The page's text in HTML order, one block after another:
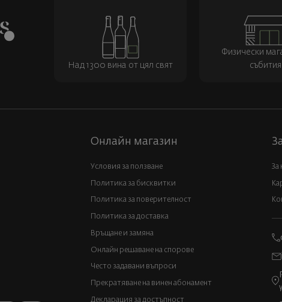
Над 1300 вина от цял свят
Физически
събития
Онлайн магазин
Условия за ползване
Политика за бисквитки
Политика за поверителност
Политика за доставка
Връщане и замяна
Онлайн решаване на спорове
Често задавани въпроси
Прекратяване на винен абонамент
Декларация за достъпност
За